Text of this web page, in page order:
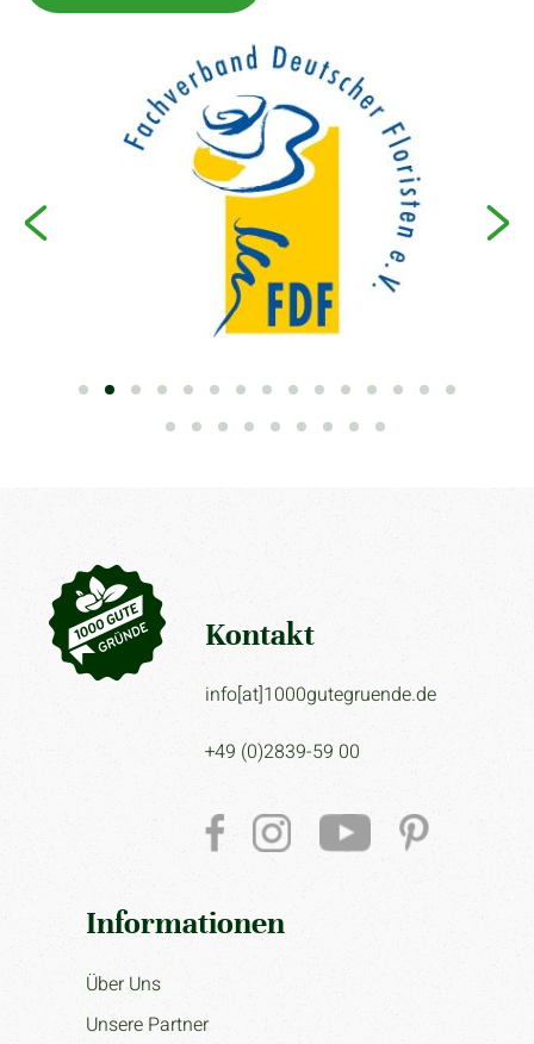
Kontakt
info[at]1000gutegruende.de
+49 (0)2839-59 00
Informationen
Über Uns
Unsere Partner